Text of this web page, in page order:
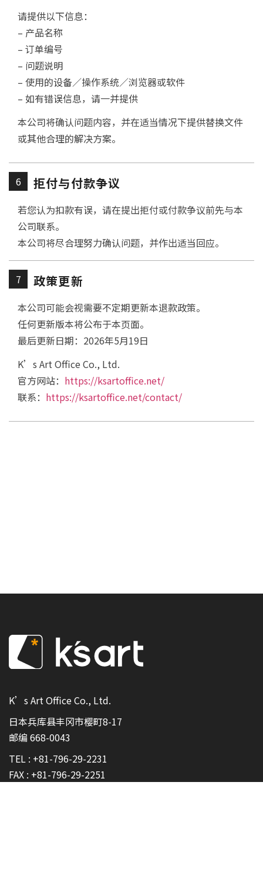
请提供以下信息：
– 产品名称
– 订单编号
– 问题说明
– 使用的设备／操作系统／浏览器或软件
– 如有错误信息，请一并提供
本公司将确认问题内容，并在适当情况下提供替换文件
或其他合理的解决方案。
6 拒付与付款争议
若您认为扣款有误，请在提出拒付或付款争议前先与本
公司联系。
本公司将尽合理努力确认问题，并作出适当回应。
7 政策更新
本公司可能会视需要不定期更新本退款政策。
任何更新版本将公布于本页面。
最后更新日期：2026年5月19日
K’s Art Office Co., Ltd.
官方网站： https://ksartoffice.net/
联系： https://ksartoffice.net/contact/
K’s Art Office Co., Ltd.
日本兵库县丰冈市樱町8-17
邮编 668-0043
TEL : +81-796-29-2231
FAX : +81-796-29-2251